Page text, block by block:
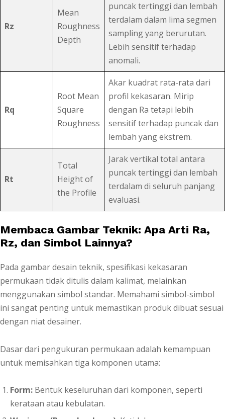
Rz
Mean
Roughness
Depth
puncak tertinggi dan lembah
terdalam dalam lima segmen
sampling yang berurutan.
Lebih sensitif terhadap
anomali.
Rq
Root Mean
Square
Roughness
Akar kuadrat rata-rata dari
profil kekasaran. Mirip
dengan Ra tetapi lebih
sensitif terhadap puncak dan
lembah yang ekstrem.
Rt
Total
Height of
the Profile
Jarak vertikal total antara
puncak tertinggi dan lembah
terdalam di seluruh panjang
evaluasi.
Membaca Gambar Teknik: Apa Arti Ra,
Rz, dan Simbol Lainnya?
Pada gambar desain teknik, spesifikasi kekasaran
permukaan tidak ditulis dalam kalimat, melainkan
menggunakan simbol standar. Memahami simbol-simbol
ini sangat penting untuk memastikan produk dibuat sesuai
dengan niat desainer.
Dasar dari pengukuran permukaan adalah kemampuan
untuk memisahkan tiga komponen utama:
Form: Bentuk keseluruhan dari komponen, seperti
kerataan atau kebulatan.